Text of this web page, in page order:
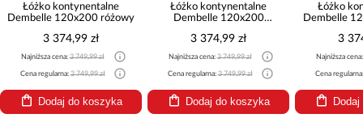
Łóżko kontynentalne
Dembelle 120x200 różowy
3 374,99 zł
Najniższa cena:3 749,99 zł
Cena regularna:3 749,99 zł
Dodaj do koszyka
Łóżko kontynentalne
Dembelle 120x200
3 374,99 zł
Najniższa cena:3 749,99 zł
Cena regularna:3 749,99 zł
Dodaj do koszyka
Łóżko
Dembelle
3
Najniższa
Cena